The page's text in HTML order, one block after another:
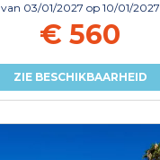
van 03/01/2027 op 10/01/2027
€ 560
ZIE BESCHIKBAARHEID